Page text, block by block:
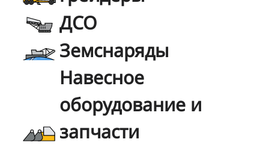
ДСО
Земснаряды
Навесное
оборудование и
запчасти